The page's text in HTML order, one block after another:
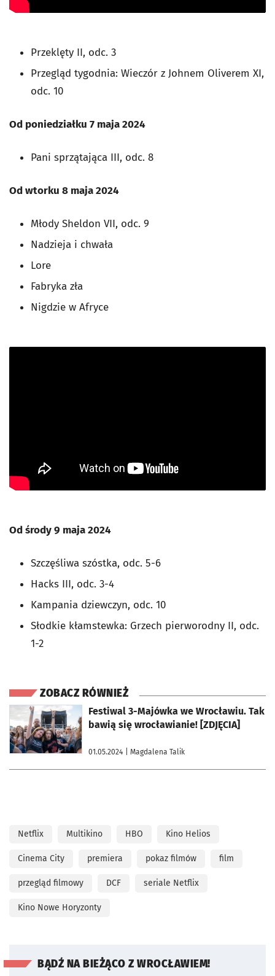
Przeklęty II, odc. 3
Przegląd tygodnia: Wieczór z Johnem Oliverem XI,
odc. 10
Od poniedziałku 7 maja 2024
Pani sprzątająca III, odc. 8
Od wtorku 8 maja 2024
Młody Sheldon VII, odc. 9
Nadzieja i chwała
Lore
Fabryka zła
Nigdzie w Afryce
Od środy 9 maja 2024
Szczęśliwa szóstka, odc. 5-6
Hacks III, odc. 3-4
Kampania dziewczyn, odc. 10
Słodkie kłamstewka: Grzech pierworodny II, odc.
1-2
ZOBACZ RÓWNIEŻ
Festiwal 3-Majówka we Wrocławiu. Tak
bawią się wrocławianie! [ZDJĘCIA]
01.05.2024 | Magdalena Talik
otworzy się w nowej karcie
Netflix Multikino HBO Kino Helios
Cinema City premiera pokaz filmów film
przegląd filmowy DCF seriale Netflix
Kino Nowe Horyzonty
BĄDŹ NA BIEŻĄCO Z WROCŁAWIEM!